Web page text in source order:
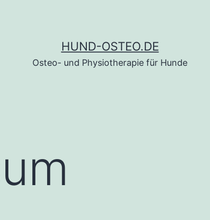
HUND-OSTEO.DE
Osteo- und Physiotherapie für Hunde